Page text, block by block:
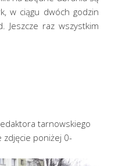
w ciągu dwóch godzin
Jeszcze raz wszystkim
tarnowskiego
zdjęcie poniżej 0-